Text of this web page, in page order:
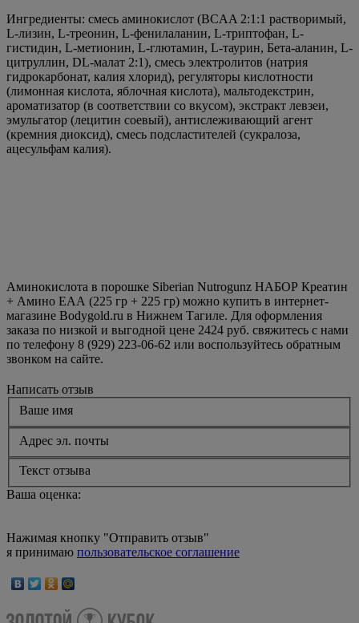
Ингредиенты: смесь аминокислот (BCAA 2:1:1 растворимый,
L-лизин, L-треонин, L-фенилаланин, L-триптофан, L-
гистидин, L-метионин, L-глютамин, L-таурин, Бета-аланин, L-
цитруллин, DL-малат 2:1), смесь электролитов (натрия
гидрокарбонат, калия хлорид), регуляторы кислотности
(лимонная кислота, яблочная кислота), мальтодекстрин,
ароматизатор (в соответствии со вкусом), экстракт левзеи,
эмульгатор (лецитин соевый), антислеживающий агент
(кремния диоксид), смесь подсластителей (сукралоза,
ацесульфам калия).
Аминокислота в порошке Siberian Nutrogunz НАБОР Креатин
+ Амино ЕАА (225 гр + 225 гр) можно купить в интернет-
магазине Bodygold.ru в Нижнем Тагиле. Для оформления
заказа по низкой и выгодной цене 2424 руб. свяжитесь с нами
по телефону 8 (929) 223-06-62 или воспользуйтесь обратным
звонком на сайте.
Написать отзыв
Ваше имя
Адрес эл. почты
Текст отзыва
Ваша оценка:
Нажимая кнопку "Отправить отзыв"
я принимаю пользовательское соглашение